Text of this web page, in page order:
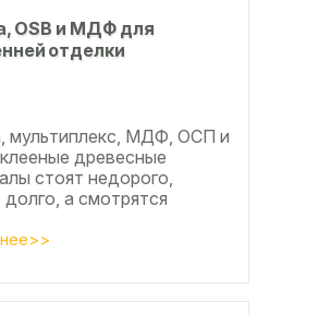
OSB и МДФ для
отделки
мультиплекс, МДФ, ОСП и
древесные
стоят недорого,
а смотрятся
и свежо